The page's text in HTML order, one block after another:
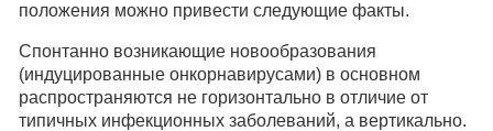
положения можно привести следующие факты.
Спонтанно возникающие новообразования
(индуцированные онкорнавирусами) в основном
распространяются не горизонтально в отличие от
типичных инфекционных заболеваний, а вертикально.